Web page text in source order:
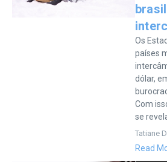
Os
países
dólar,
Com
se
Tatiane
Read